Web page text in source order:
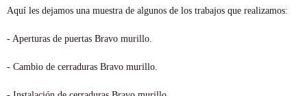
Aquí les dejamos una muestra de algunos de los trabajos que realizamos:
- Aperturas de puertas Bravo murillo.
- Cambio de cerraduras Bravo murillo.